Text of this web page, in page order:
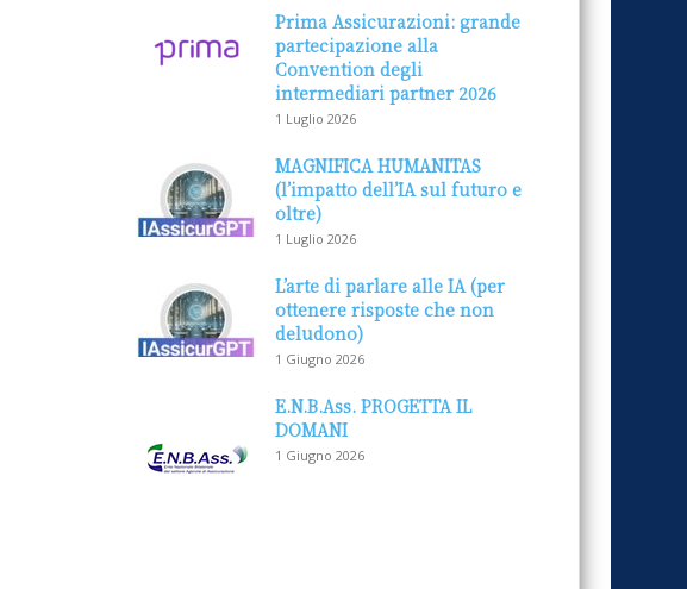
Prima Assicurazioni: grande
partecipazione alla
Convention degli
intermediari partner 2026
1 Luglio 2026
MAGNIFICA HUMANITAS
(l’impatto dell’IA sul futuro e
oltre)
1 Luglio 2026
L’arte di parlare alle IA (per
ottenere risposte che non
deludono)
1 Giugno 2026
E.N.B.Ass. PROGETTA IL
DOMANI
1 Giugno 2026